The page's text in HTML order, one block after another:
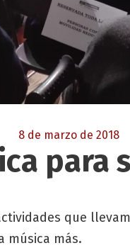
8 de marzo de 2018
para
que
música más.